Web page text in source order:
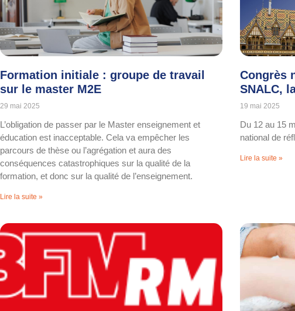
Formation initiale : groupe de travail
sur le master M2E
29 mai 2025
L’obligation de passer par le Master enseignement et
éducation est inacceptable. Cela va empêcher les
parcours de thèse ou l’agrégation et aura des
conséquences catastrophiques sur la qualité de la
formation, et donc sur la qualité de l’enseignement.
Lire la suite »
Congrès
SNALC,
19 mai 2025
Du 12 au 15
national de
Lire la suite »